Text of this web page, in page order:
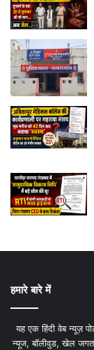
हमारे बारे में
यह एक हिंदी वेब न्यूज़
न्यूज, बॉलीवुड, खेल